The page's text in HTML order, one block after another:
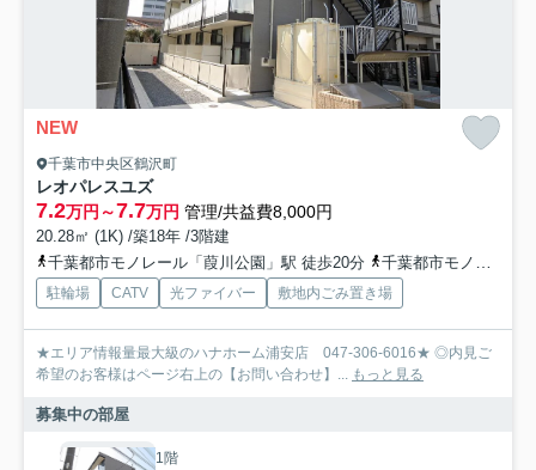
NEW
千葉市中央区鶴沢町
レオパレスユズ
7.2万円～7.7万円 管理/共益費8,000円
20.28㎡ (1K) /築18年 /3階建
千葉都市モノレール「葭川公園」駅 徒歩20分
千葉都市モノレール「県庁前」駅 徒歩22分
駐輪場 CATV 光ファイバー 敷地内ごみ置き場
★エリア情報量最大級のハナホーム浦安店 047-306-6016★ ◎内見ご
希望のお客様はページ右上の【お問い合わせ】... もっと見る
募集中の部屋
1階